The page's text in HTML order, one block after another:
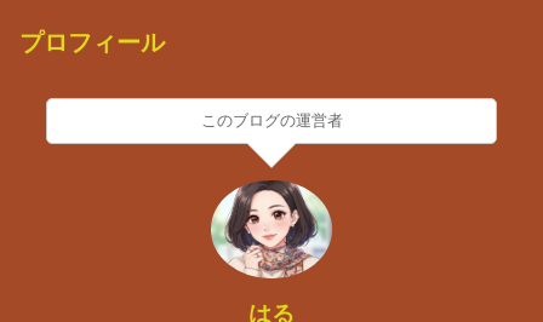
プロフィール
このブログの運営者
はる